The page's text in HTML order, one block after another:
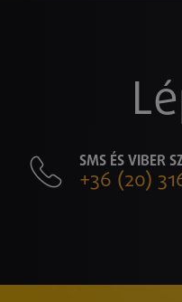
SMS ÉS VIBER
+36 (20)